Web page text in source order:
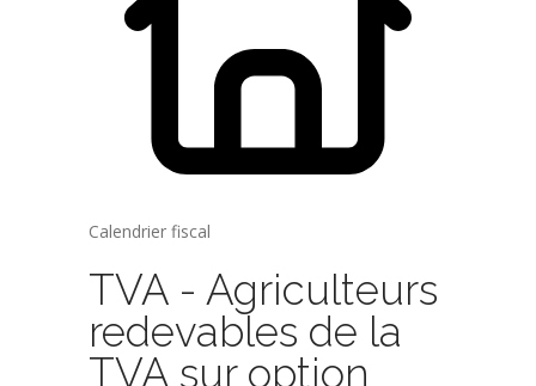
Calendrier fiscal
TVA - Agriculteurs
redevables de la
TVA sur option